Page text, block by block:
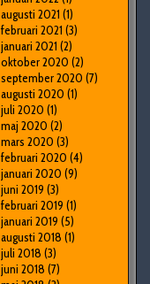
augusti 2021 (1)
februari 2021 (3)
januari 2021 (2)
oktober 2020 (2)
september 2020 (7)
augusti 2020 (1)
juli 2020 (1)
maj 2020 (2)
mars 2020 (3)
februari 2020 (4)
januari 2020 (9)
juni 2019 (3)
februari 2019 (1)
januari 2019 (5)
augusti 2018 (1)
juli 2018 (3)
juni 2018 (7)